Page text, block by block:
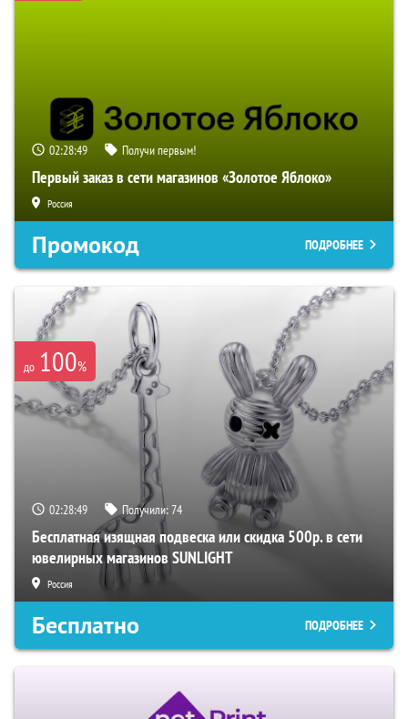
02:28:48 Получи первым!
Первый заказ в сети магазинов «Золотое Яблоко»
Россия
Промокод ПОДРОБНЕЕ
до 100%
02:28:48 Получили:74
Бесплатная изящная подвеска или скидка 500р. в сети
ювелирных магазинов SUNLIGHT
Россия
Бесплатно ПОДРОБНЕЕ